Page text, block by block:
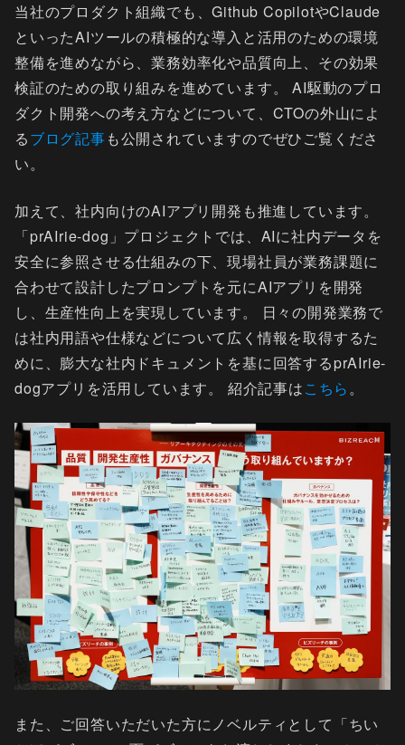
当社のプロダクト組織でも、Github CopilotやClaude
といったAIツールの積極的な導入と活用のための環境
整備を進めながら、業務効率化や品質向上、その効果
検証のための取り組みを進めています。 AI駆動のプロ
ダクト開発への考え方などについて、CTOの外山によ
るブログ記事も公開されていますのでぜひご覧くださ
い。
加えて、社内向けのAIアプリ開発も推進しています。
「prAIrie-dog」プロジェクトでは、AIに社内データを
安全に参照させる仕組みの下、現場社員が業務課題に
合わせて設計したプロンプトを元にAIアプリを開発
し、生産性向上を実現しています。 日々の開発業務で
は社内用語や仕様などについて広く情報を取得するた
めに、膨大な社内ドキュメントを基に回答するprAIrie-
dogアプリを活用しています。 紹介記事はこちら。
また、ご回答いただいた方にノベルティとして「ちい